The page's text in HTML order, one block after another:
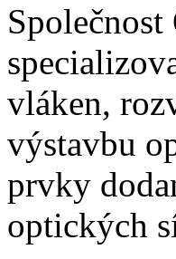
vláken,
výstavbu
prvky
optických